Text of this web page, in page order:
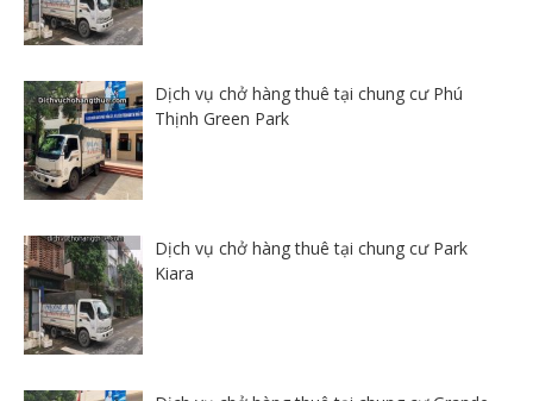
Dịch vụ chở hàng thuê tại chung cư Phú
Thịnh Green Park
Dịch vụ chở hàng thuê tại chung cư Park
Kiara